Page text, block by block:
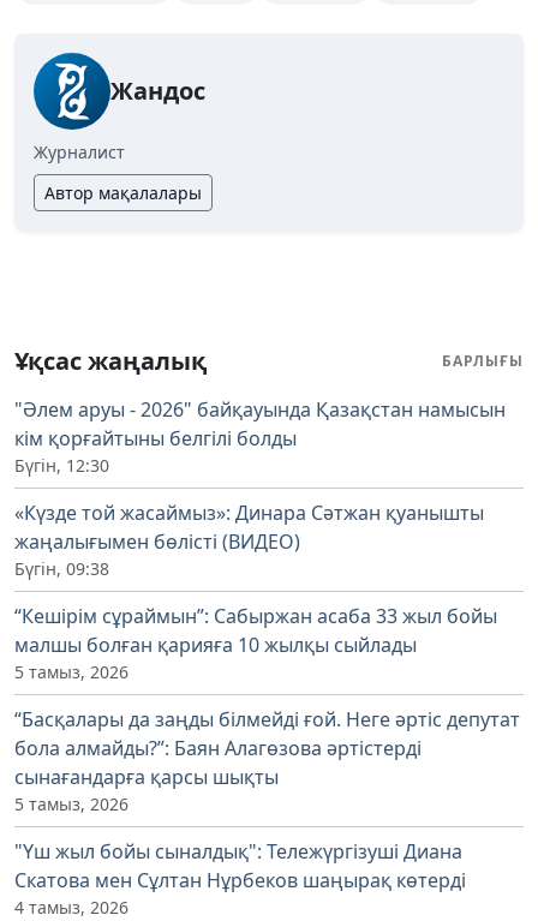
Жандос
Журналист
Автор мақалалары
Ұқсас жаңалық БАРЛЫҒЫ
"Әлем аруы - 2026" байқауында Қазақстан намысын
кім қорғайтыны белгілі болды
Бүгін, 12:30
«Күзде той жасаймыз»: Динара Сәтжан қуанышты
жаңалығымен бөлісті (ВИДЕО)
Бүгін, 09:38
“Кешірім сұраймын”: Сабыржан асаба 33 жыл бойы
малшы болған қарияға 10 жылқы сыйлады
5 тамыз, 2026
“Басқалары да заңды білмейді ғой. Неге әртіс депутат
бола алмайды?”: Баян Алагөзова әртістерді
сынағандарға қарсы шықты
5 тамыз, 2026
"Үш жыл бойы сыналдық": Тележүргізуші Диана
Скатова мен Сұлтан Нұрбеков шаңырақ көтерді
4 тамыз, 2026